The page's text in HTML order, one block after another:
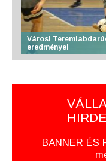
Városi
eredményei
BANNER ÉS